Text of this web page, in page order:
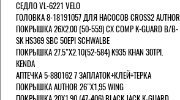
СЕДЛО VL-6221 VELO
ГОЛОВКА 8-18191057 ДЛЯ НАСОСОВ CROSS2 AUTHOR
ПОКРЫШКА 26X2.00 (50-559) CX COMP K-GUARD B/B-
SK HS369 SBC 50EPI SCHWALBE
ПОКРЫШКА 27.5"Х2.10(52-584) K935 KHAN 30TPI.
KENDA
АПТЕЧКА 5-880162 7 ЗАПЛАТОК+КЛЕЙ+ТЕРКА
ПОКРЫШКА AUTHOR 26"Х1,95 WING